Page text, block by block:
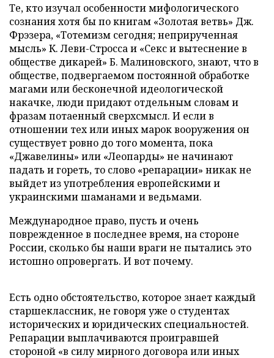
Те, кто изучал особенности мифологического
сознания хотя бы по книгам «Золотая ветвь» Дж.
Фрэзера, «Тотемизм сегодня; неприрученная
мысль» К. Леви-Стросса и «Секс и вытеснение в
обществе дикарей» Б. Малиновского, знают, что в
обществе, подвергаемом постоянной обработке
магами или бесконечной идеологической
накачке, люди придают отдельным словам и
фразам потаенный сверхсмысл. И если в
отношении тех или иных марок вооружения он
существует ровно до того момента, пока
«Джавелины» или «Леопарды» не начинают
падать и гореть, то слово «репарации» никак не
выйдет из употребления европейскими и
украинскими шаманами и ведьмами.
Международное право, пусть и очень
поврежденное в последнее время, на стороне
России, сколько бы наши враги не пытались это
истошно опровергать. И вот почему.
Есть одно обстоятельство, которое знает каждый
старшеклассник, не говоря уже о студентах
исторических и юридических специальностей.
Репарации выплачиваются проигравшей
стороной «в силу мирного договора или иных